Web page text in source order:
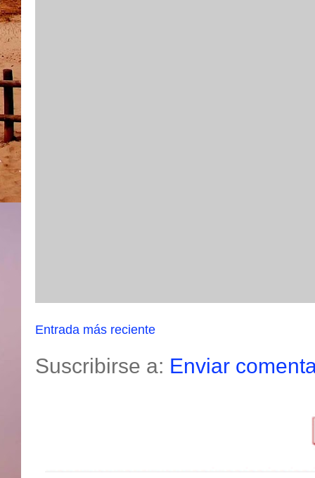
Entrada más reciente
Suscribirse a: Enviar